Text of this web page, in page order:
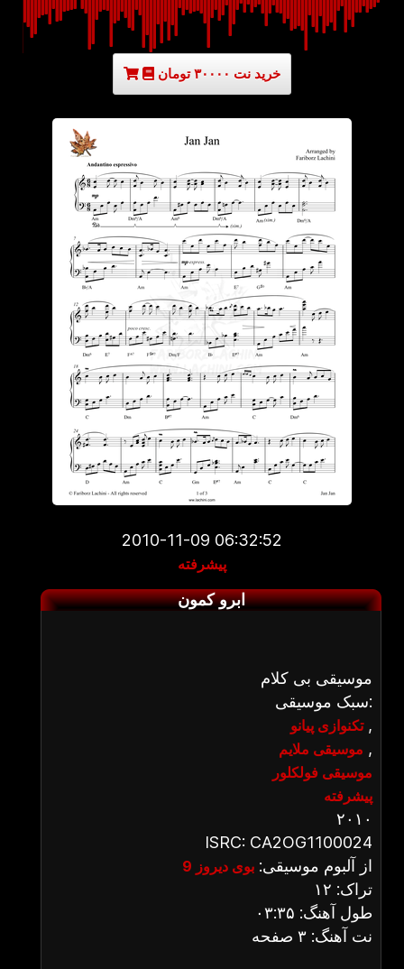
خرید نت ۳۰۰۰۰ تومان
2010-11-09 06:32:52
پیشرفته
ابرو کمون
موسیقی بی کلام
سبک موسیقی:
تکنوازی پیانو,
موسیقی ملایم ,
موسیقی فولکلور
پیشرفته
۲۰۱۰
ISRC: CA2OG1100024
از آلبوم موسیقی: بوی دیروز 9
تراک: ۱۲
طول آهنگ: ۰۳:۳۵
نت آهنگ: ۳ صفحه